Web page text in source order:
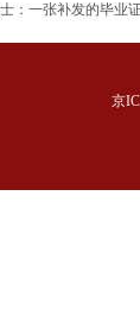
：一张补发的毕业
京